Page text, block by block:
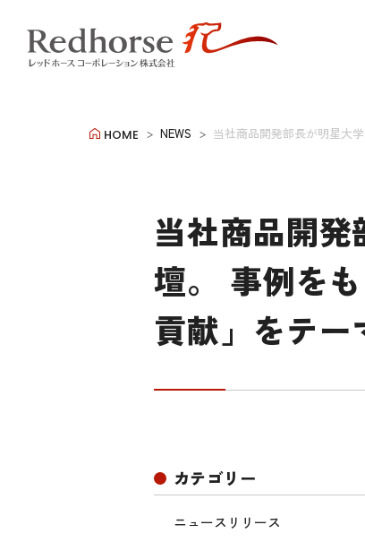
HOME NEWS 当社商品開発部長が明星大
当社商品開
壇。 事例を
貢献」をテー
カテゴリー
ニュースリリース